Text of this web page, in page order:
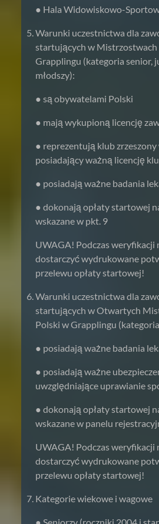
● Hala Widowiskowo-
Warunki uczestnictwa dla
startujących w Mistrzostwach
Grapplingu (kategoria senior,
młodszy):
● są obywatelami Polski
● mają wykupioną licencję
● reprezentują klub zrzeszony
posiadający ważną licencję
● posiadają ważne badania
● dokonają opłaty startowej
wskazane w pkt. 9
UWAGA! Podczas weryfikacji
dostarczyć wydrukowane
przelewu opłaty startowej!
Warunki uczestnictwa dla
startujących w Otwartych
Polski w Grapplingu
● posiadają ważne badania
● posiadają ważne
uwzględniające uprawianie
● dokonają opłaty startowej
wskazane w panelu
UWAGA! Podczas weryfikacji
dostarczyć wydrukowane
przelewu opłaty startowej!
Kategorie wiekowe i wagowe